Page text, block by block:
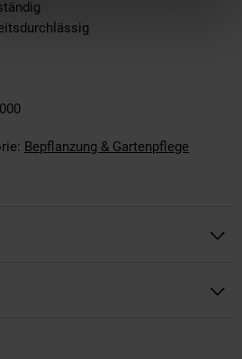
Bepflanzung & Gartenpflege